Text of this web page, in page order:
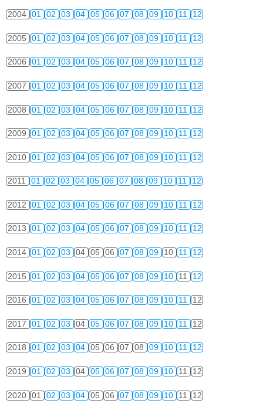
2004 01 02 03 04 05 06 07 08 09 10 11 12
2005 01 02 03 04 05 06 07 08 09 10 11 12
2006 01 02 03 04 05 06 07 08 09 10 11 12
2007 01 02 03 04 05 06 07 08 09 10 11 12
2008 01 02 03 04 05 06 07 08 09 10 11 12
2009 01 02 03 04 05 06 07 08 09 10 11 12
2010 01 02 03 04 05 06 07 08 09 10 11 12
2011 01 02 03 04 05 06 07 08 09 10 11 12
2012 01 02 03 04 05 06 07 08 09 10 11 12
2013 01 02 03 04 05 06 07 08 09 10 11 12
2014 01 02 03 04 05 06 07 08 09 10 11 12
2015 01 02 03 04 05 06 07 08 09 10 11 12
2016 01 02 03 04 05 06 07 08 09 10 11 12
2017 01 02 03 04 05 06 07 08 09 10 11 12
2018 01 02 03 04 05 06 07 08 09 10 11 12
2019 01 02 03 04 05 06 07 08 09 10 11 12
2020 01 02 03 04 05 06 07 08 09 10 11 12